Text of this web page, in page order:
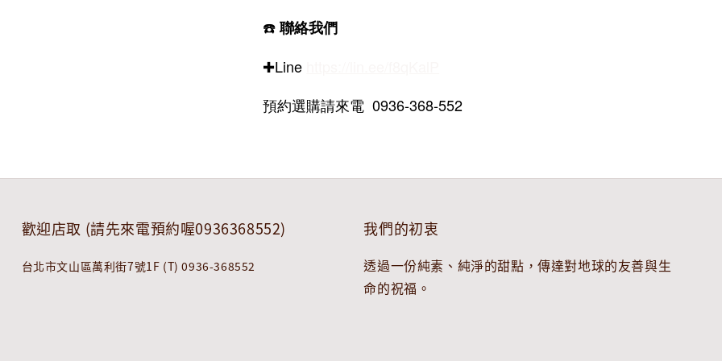
☎️聯絡我們
✚Line
預約選購請來電 0936-368-552
歡迎店取 (請先來電預約喔0936368552)
台北市文山區萬利街7號1F (T) 0936-368552
我們的初衷
透過一份純素、純淨的甜點，傳達對地球的友善與生
命的祝福。